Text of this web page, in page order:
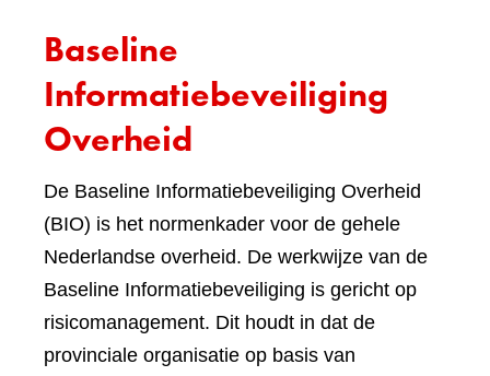
Baseline
Informatiebeveiliging
Overheid
De Baseline Informatiebeveiliging Overheid
(BIO) is het normenkader voor de gehele
Nederlandse overheid. De werkwijze van de
Baseline Informatiebeveiliging is gericht op
risicomanagement. Dit houdt in dat de
provinciale organisatie op basis van